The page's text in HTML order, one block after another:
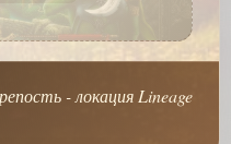
- локация Lineage